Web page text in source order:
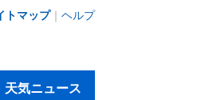
トマップ｜ ヘルプ
天気ニュース